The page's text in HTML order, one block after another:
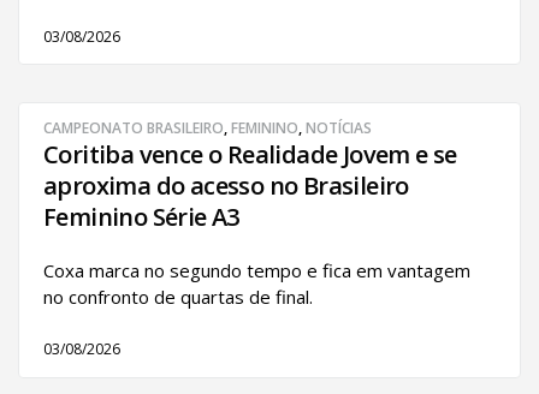
03/08/2026
CAMPEONATO BRASILEIRO,FEMININO,NOTÍCIAS
Coritiba vence o Realidade Jovem e se
aproxima do acesso no Brasileiro
Feminino Série A3
Coxa marca no segundo tempo e fica em vantagem
no confronto de quartas de final.
03/08/2026